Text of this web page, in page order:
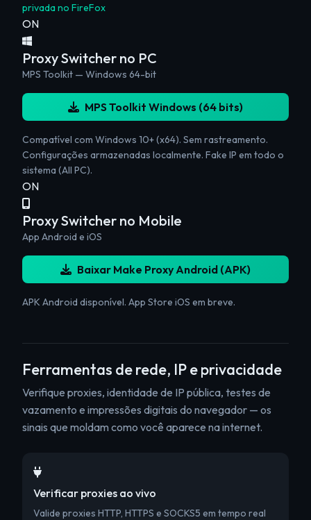
privada no FireFox
ON
Proxy Switcher no PC
MPS Toolkit — Windows 64-bit
MPS Toolkit Windows (64 bits)
Compatível com Windows 10+ (x64). Sem rastreamento.
Configurações armazenadas localmente. Fake IP em todo o
sistema (All PC).
ON
Proxy Switcher no Mobile
App Android e iOS
Baixar Make Proxy Android (APK)
APK Android disponível. App Store iOS em breve.
Ferramentas de rede, IP e privacidade
Verifique proxies, identidade de IP pública, testes de
vazamento e impressões digitais do navegador — os
sinais que moldam como você aparece na internet.
Verificar proxies ao vivo
Valide proxies HTTP, HTTPS e SOCKS5 em tempo real